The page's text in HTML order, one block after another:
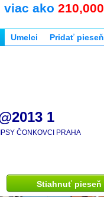
viac ako 210,000
Umelci Pridať pieseň
1
ČONKOVCI PRAHA
Stiahnuť pieseň